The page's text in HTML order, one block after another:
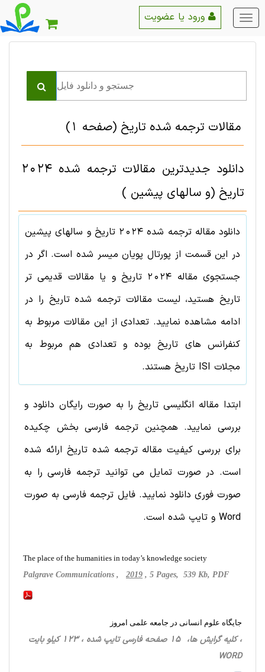
منو
اصلی
مقالات ترجمه شده تاريخ (صفحه 1)
دانلود جدیدترین مقالات ترجمه شده 2024
تاريخ (و سالهای پیشین )
دانلود مقاله ترجمه شده 2024 تاريخ و سالهای پیشین
در این قسمت از پورتال پویان میسر شده است. اگر در
جستجوی مقاله 2024 تاريخ و یا مقالات قدیمی تر
تاريخ هستید، لیست مقالات ترجمه شدهتاريخ را در
ادامه مشاهده نمایید. تعدادی از این مقالات مربوط به
کنفرانس های تاريخ بوده و تعدادی هم مربوط به
مجلات ISI
تاريخ هستند.
ابتدا مقاله انگلیسی تاريخ را به صورت رایگان دانلود و
بررسی نمایید. همچنین ترجمه فارسی بخش چکیده
برای بررسی کیفیت مقاله ترجمه شده تاريخ ارائه شده
است. در صورت تمایل می توانید ترجمه فارسی را به
صورت فوری دانلود نمایید. فایل ترجمه فارسی به صورت
Word و تایپ شده است.
The place of the humanities in today’s knowledge society
Palgrave Communications , 2019 , 5 Pages, 539 Kb, PDF
جایگاه علوم انسانی در جامعه علمی امروز
، کلیه گرایش ها، 15 صفحه فارسی تایپ شده ، 123 کیلو بایت
WORD